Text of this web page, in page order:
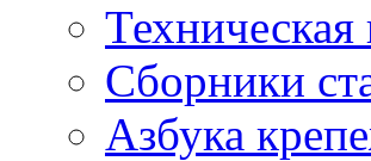
Сборники
Азбука